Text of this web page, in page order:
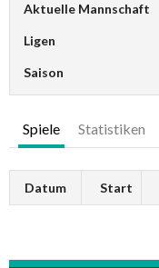
Aktuelle Mannschaft
Ligen
Saison
Spiele Statistiken
Datum Start